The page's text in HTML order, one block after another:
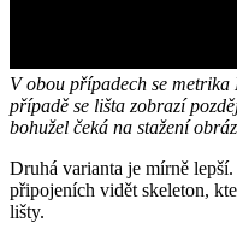
V obou případech se
případě se lišta zobrazí
bohužel čeká na stažení
Druhá varianta je mírně
připojeních vidět skeleton,
lišty.